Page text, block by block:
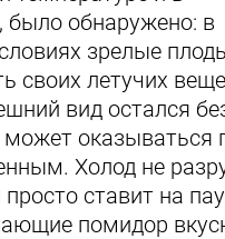
было обнаружено: в
зрелые
своих летучих
вид остался
может оказываться
Холод не
ставит на
помидор